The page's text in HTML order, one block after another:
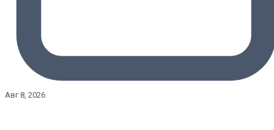
Авг 8, 2026